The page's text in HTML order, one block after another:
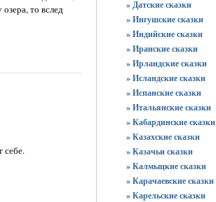
то вслед
себе.
» Датские сказки
» Ингушские сказки
» Индийские сказки
» Иранские сказки
» Ирландские сказки
» Исландские сказки
» Испанские сказки
» Итальянские сказки
» Кабардинские сказки
» Казахские сказки
» Казачьи сказки
» Калмыцкие сказки
» Карачаевские сказки
» Карельские сказки